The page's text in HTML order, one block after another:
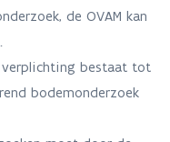
de OVAM kan
verplichting bestaat tot
bodemonderzoek